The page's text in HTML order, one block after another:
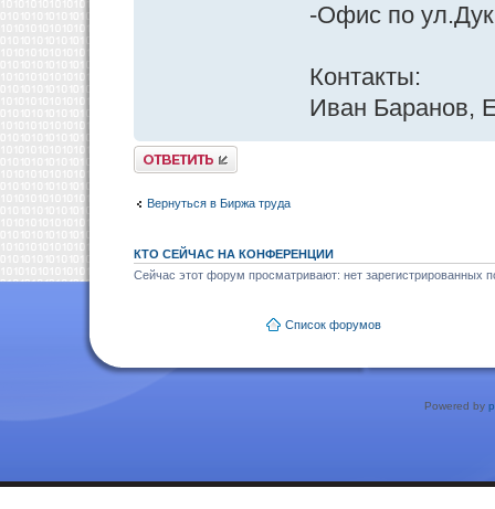
-Офис по
Контакты:
Иван Баранов,
Ответить
Вернуться в Биржа труда
КТО СЕЙЧАС НА КОНФЕРЕНЦИИ
Сейчас этот форум просматривают: нет зарегистрированных
Список форумов
Powered by